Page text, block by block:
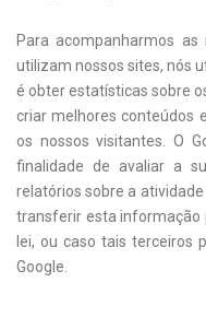
Para acompanharmos
utilizam nossos sites, nós
é obter estatísticas sobre
criar melhores conteúdos
os nossos visitantes. O
finalidade de avaliar a
relatórios sobre a
transferir esta informação
lei, ou caso tais terceiros
Google.